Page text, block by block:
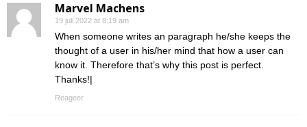
Marvel Machens
19 juli 2022 at 8:19 am
When someone writes an paragraph he/she keeps the
thought of a user in his/her mind that how a user can
know it. Therefore that’s why this post is perfect.
Thanks!|
Reageer